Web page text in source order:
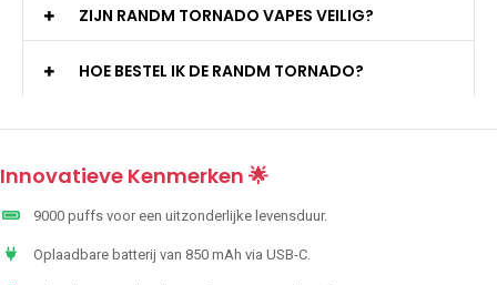
ZIJN RANDM TORNADO VAPES VEILIG?
HOE BESTEL IK DE RANDM TORNADO?
Innovatieve Kenmerken 🌟
9000 puffs voor een uitzonderlijke levensduur.
Oplaadbare batterij van 850 mAh via USB-C.